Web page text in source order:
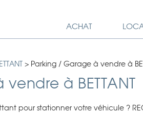
ACHAT
> Parking / Garage à vendre à
à BETTANT
pour stationner votre véhicule ?